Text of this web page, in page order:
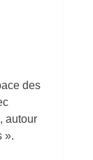
des
autour
».